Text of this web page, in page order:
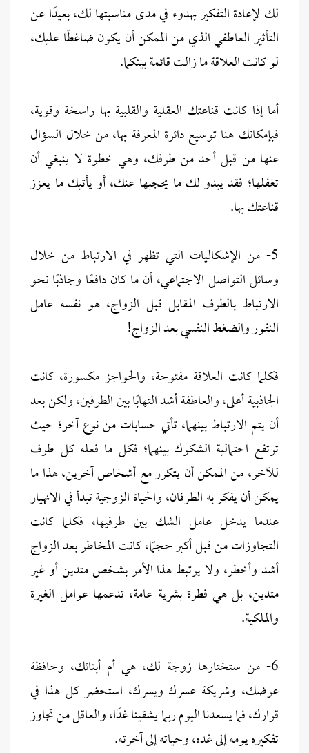
لك لإعادة التفكير بهدوء في مدى مناسبتها لك، بعيدًا عن
التأثير العاطفي الذي من الممكن أن يكون ضاغطًا عليك،
لو كانت العلاقة ما زالت قائمة بينكما.
أما إذا كانت قناعتك العقلية والقلبية بها راسخة وقوية،
فبإمكانك هنا توسيع دائرة المعرفة بها، من خلال السؤال
عنها من قبل أحد من طرفك، وهي خطوة لا ينبغي أن
تغفلها؛ فقد يبدو لك ما يحجبها عنك، أو يأتيك ما يعزز
قناعتك بها.
5- من الإشكاليات التي تظهر في الارتباط من خلال
وسائل التواصل الاجتماعي، أن ما كان دافعًا وجاذبًا نحو
الارتباط بالطرف المقابل قبل الزواج، هو نفسه عامل
النفور والضغط النفسي بعد الزواج!
فكلما كانت العلاقة مفتوحة، والحواجز مكسورة، كانت
الجاذبية أعلى، والعاطفة أشد التهابًا بين الطرفين، ولكن بعد
أن يتم الارتباط بينهما، تأتي حسابات من نوع آخر؛ حيث
ترتفع احتمالية الشكوك بينهما؛ فكل ما فعله كل طرف
للآخر، من الممكن أن يتكرر مع أشخاص آخرين، هذا ما
يمكن أن يفكر به الطرفان، والحياة الزوجية تبدأ في الانهيار
عندما يدخل عامل الشك بين طرفيها، فكلما كانت
التجاوزات من قبل أكبر حجمًا، كانت المخاطر بعد الزواج
أشد وأخطر، ولا يرتبط هذا الأمر بشخص متدين أو غير
متدين، بل هي فطرة بشرية عامة، تدعمها عوامل الغيرة
والملكية.
6- من ستختارها زوجة لك، هي أم أبنائك، وحافظة
عرضك، وشريكة عسرك ويسرك، استحضر كل هذا في
قرارك، فما يسعدنا اليوم ربما يشقينا غدًا، والعاقل من تجاوز
تفكيره يومه إلى غده، وحياته إلى آخرته.